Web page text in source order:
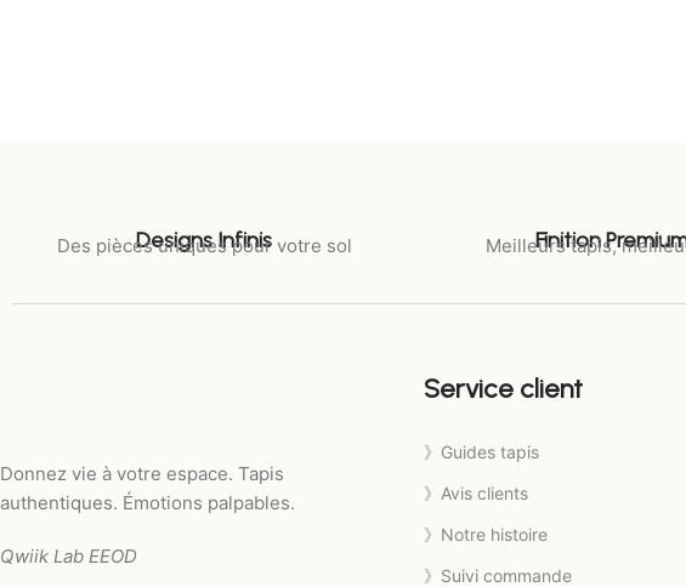
Designs Infinis
Des pièces uniques pour votre sol Finition
Meilleurs tapis,
Donnez vie à votre espace. Tapis
authentiques. Émotions palpables.
Qwiik Lab EEOD
Service client
》Guides tapis
》Avis clients
》Notre histoire
》Suivi commande